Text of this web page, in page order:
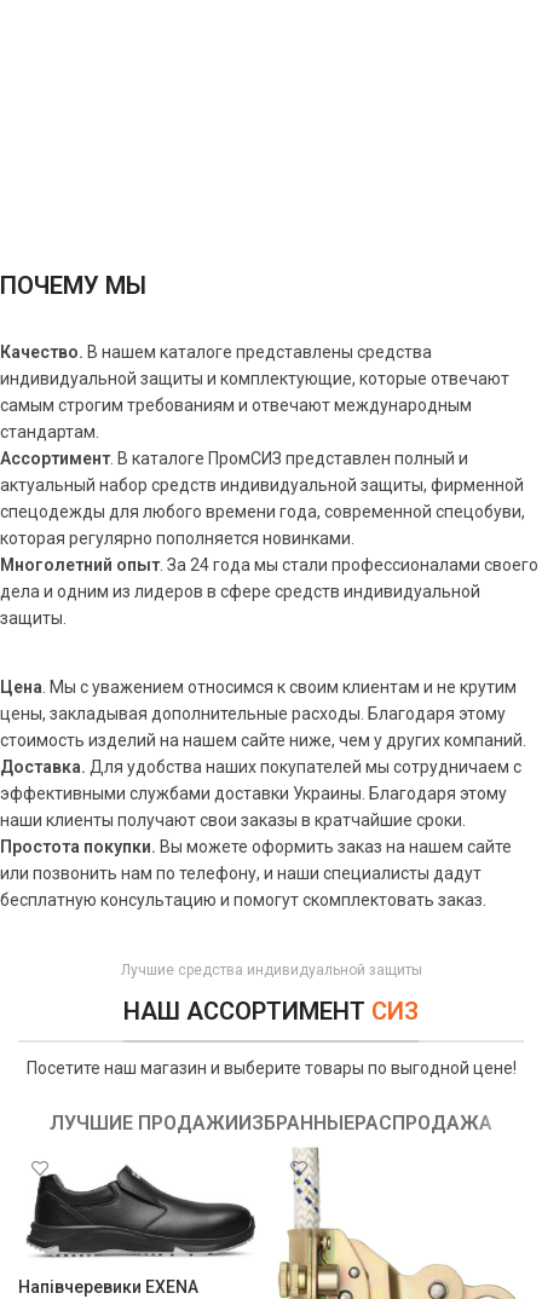
ПОЧЕМУ МЫ
Качество. В нашем каталоге представлены средства
индивидуальной защиты и комплектующие, которые отвечают
самым строгим требованиям и отвечают международным
стандартам.
Ассортимент. В каталоге ПромСИЗ представлен полный и
актуальный набор средств индивидуальной защиты, фирменной
спецодежды для любого времени года, современной спецобуви,
которая регулярно пополняется новинками.
Многолетний опыт. За 24 года мы стали профессионалами своего
дела и одним из лидеров в сфере средств индивидуальной
защиты.
Цена. Мы с уважением относимся к своим клиентам и не крутим
цены, закладывая дополнительные расходы. Благодаря этому
стоимость изделий на нашем сайте ниже, чем у других компаний.
Доставка. Для удобства наших покупателей мы сотрудничаем с
эффективными службами доставки Украины. Благодаря этому
наши клиенты получают свои заказы в кратчайшие сроки.
Простота покупки. Вы можете оформить заказ на нашем сайте
или позвонить нам по телефону, и наши специалисты дадут
бесплатную консультацию и помогут скомплектовать заказ.
Лучшие средства индивидуальной защиты
НАШ АССОРТИМЕНТ СИЗ
Посетите наш магазин и выберите товары по выгодной цене!
ЛУЧШИЕ ПРОДАЖИ ИЗБРАННЫЕРАСПРОДАЖА
Напівчеревики EXENA